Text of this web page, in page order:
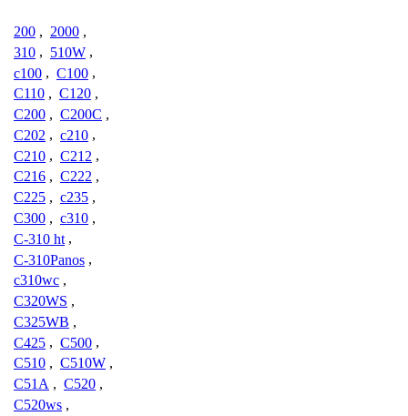
200 , 2000 ,
310 , 510W ,
c100 , C100 ,
C110 , C120 ,
C200 , C200C ,
C202 , c210 ,
C210 , C212 ,
C216 , C222 ,
C225 , c235 ,
C300 , c310 ,
C-310 ht ,
C-310Panos ,
c310wc ,
C320WS ,
C325WB ,
C425 , C500 ,
C510 , C510W ,
C51A , C520 ,
C520ws ,